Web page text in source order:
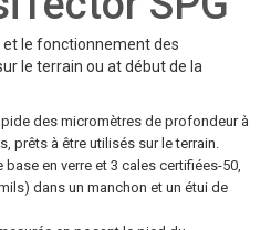
et le fonctionnement des
le terrain ou at début de la
des micromètres de profondeur à
prêts à être utilisés sur le terrain.
en verre et 3 cales certifiées-50,
dans un manchon et un étui de